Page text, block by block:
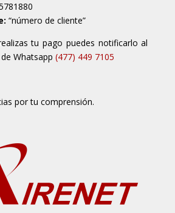
“número de cliente”
tu pago puedes notificarlo al
Whatsapp (477) 449 7105
por tu comprensión.